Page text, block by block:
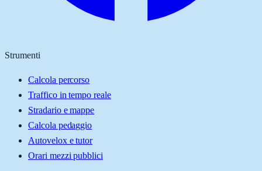
Strumenti
Calcola percorso
Traffico in tempo reale
Stradario e mappe
Calcola pedaggio
Autovelox e tutor
Orari mezzi pubblici